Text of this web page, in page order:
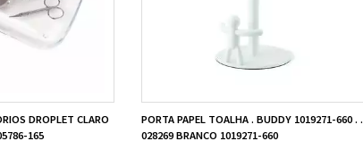
DROPLET CLARO
165
PORTA PAPEL TOALHA . BUDDY 1019271-660 . .
028269 BRANCO 1019271-660